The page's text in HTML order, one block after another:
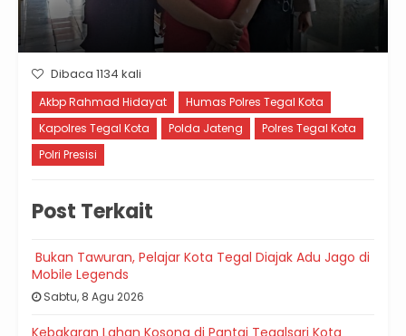
Dibaca 1134 kali
Akbp Rahmad Hidayat
Humas Polres Tegal Kota
Kapolres Tegal Kota
Polda Jateng
Polres Tegal Kota
Polri Presisi
Post Terkait
Bukan Tawuran, Pelajar Kota Tegal Diajak Adu Jago di
Mobile Legends
Sabtu, 8 Agu 2026
Kebakaran Lahan Kosong di Pantai Tegalsari Kota